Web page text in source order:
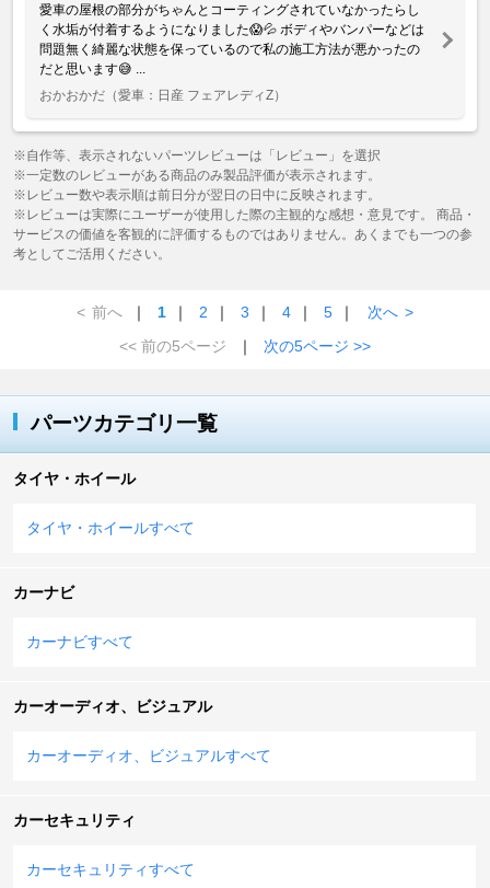
愛車の屋根の部分がちゃんとコーティングされていなかったらし
く水垢が付着するようになりました😱💦 ボディやバンパーなどは
問題無く綺麗な状態を保っているので私の施工方法が悪かったの
だと思います😅 ...
おかおかだ （愛車：日産 フェアレディZ）
※自作等、表示されないパーツレビューは「レビュー」を選択
※一定数のレビューがある商品のみ製品評価が表示されます。
※レビュー数や表示順は前日分が翌日の日中に反映されます。
※レビューは実際にユーザーが使用した際の主観的な感想・意見です。 商品・
サービスの価値を客観的に評価するものではありません。あくまでも一つの参
考としてご活用ください。
< 前へ ｜ 1 ｜ 2 ｜ 3 ｜ 4 ｜ 5 ｜ 次へ >
<< 前の5ページ
｜ 次の5ページ >>
パーツカテゴリ一覧
タイヤ・ホイール
タイヤ・ホイールすべて
カーナビ
カーナビすべて
カーオーディオ、ビジュアル
カーオーディオ、ビジュアルすべて
カーセキュリティ
カーセキュリティすべて